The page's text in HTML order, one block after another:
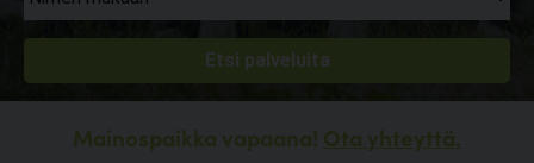
Mainospaikka vapaana! Ota yhteyttä.